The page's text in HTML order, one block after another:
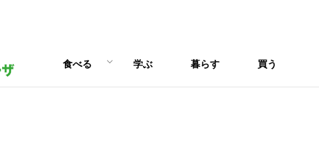
食べる 学ぶ 暮らす 買う